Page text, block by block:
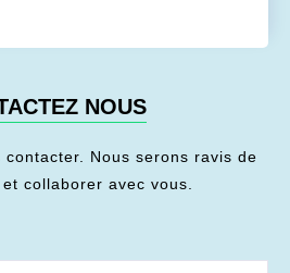
NOUS
contacter. Nous serons ravis de
collaborer avec vous.